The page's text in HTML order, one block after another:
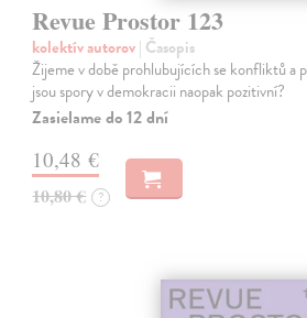
Revue Prostor 123
kolektív autorov| Časopis
Žijeme v době prohlubujících se konfliktů a
jsou spory v demokracii naopak pozitivní?
Zasielame do 12 dní
10,48 €
10,80 € ?